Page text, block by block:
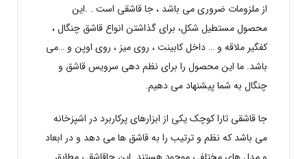
از ملزومات ضروری می باشد ، جا قاشقی است . .این
محصول مستطیل شکل، برای گذاشتن انواع قاشق چنگال ،
کفگیر ملاقه و … داخل کابینت ، روی میز ، روی اوپن و …می
باشد. ما این محصول را برای نظم دهی سرویس قاشق و
چنگال به شما پیشنهاد می دهیم.
جا قاشقی تارا کوچک یکی از ابزارهای پرکاربرد در اشپزخانه
می باشد که نظم و ترتیب را به قاشق ها می دهد و در ابعاد